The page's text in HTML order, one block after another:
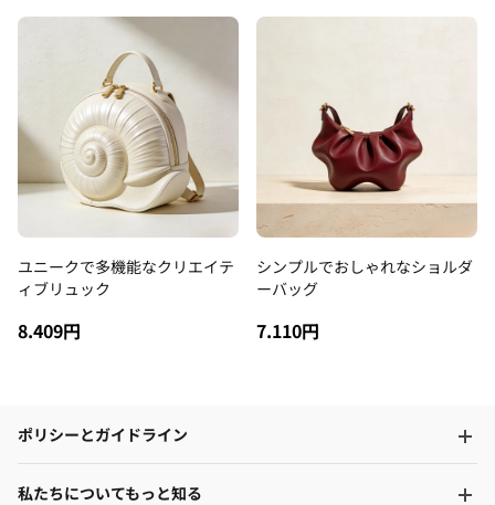
ユニークで多機能なクリエイテ
ィブリュック
8.409円
シンプルでおしゃれなショルダ
ーバッグ
7.110円
ポリシーとガイドライン
私たちについてもっと知る